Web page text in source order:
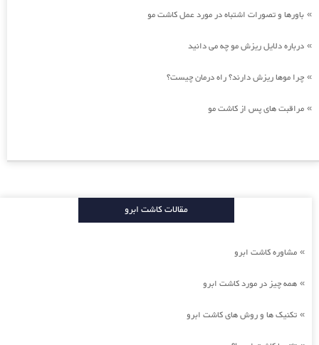
» باورها و تصورات اشتباه در مورد عمل کاشت مو
» درباره دلایل ریزش مو چه می دانید
» چرا موها ریزش دارند؟ راه درمان چیست؟
» مراقبت های پس از کاشت مو
مقالات کاشت ابرو
» مشاوره کاشت ابرو
» همه چیز در مورد کاشت ابرو
» تکنیک ها و روش های کاشت ابرو